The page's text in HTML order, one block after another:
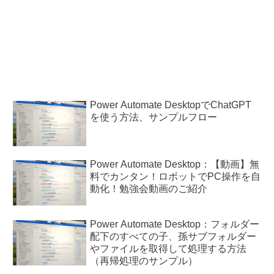
Power Automate DesktopでChatGPT
を使う方法、サンプルフロー
Power Automate Desktop：【動画】無
料でカンタン！ロボットでPC操作を自
動化！勉強会動画のご紹介
Power Automate Desktop：フォルダー
配下のすべての子、孫サブフォルダー
やファイルを取得して処理する方法
（再帰処理のサンプル）